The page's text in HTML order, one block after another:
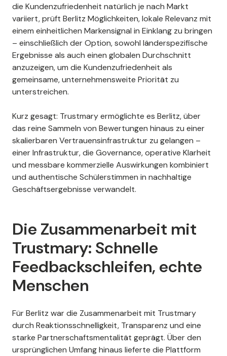
die Kundenzufriedenheit natürlich je nach Markt
variiert, prüft Berlitz Möglichkeiten, lokale Relevanz mit
einem einheitlichen Markensignal in Einklang zu bringen
– einschließlich der Option, sowohl länderspezifische
Ergebnisse als auch einen globalen Durchschnitt
anzuzeigen, um die Kundenzufriedenheit als
gemeinsame, unternehmensweite Priorität zu
unterstreichen.
Kurz gesagt: Trustmary ermöglichte es Berlitz, über
das reine Sammeln von Bewertungen hinaus zu einer
skalierbaren Vertrauensinfrastruktur zu gelangen –
einer Infrastruktur, die Governance, operative Klarheit
und messbare kommerzielle Auswirkungen kombiniert
und authentische Schülerstimmen in nachhaltige
Geschäftsergebnisse verwandelt.
Die Zusammenarbeit mit
Trustmary: Schnelle
Feedbackschleifen, echte
Menschen
Für Berlitz war die Zusammenarbeit mit Trustmary
durch Reaktionsschnelligkeit, Transparenz und eine
starke Partnerschaftsmentalität geprägt. Über den
ursprünglichen Umfang hinaus lieferte die Plattform